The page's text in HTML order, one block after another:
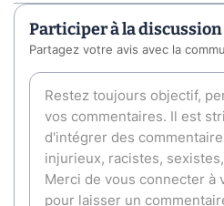
Participer à la discussion
Partagez votre avis avec la